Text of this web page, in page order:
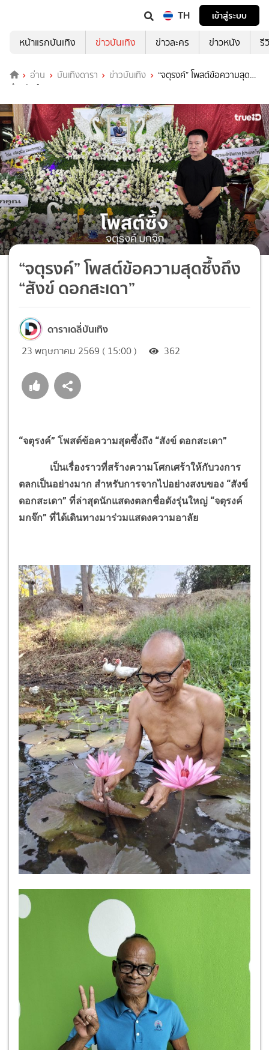
TH
เข้าสู่ระบบ
หน้าแรกบันเทิง
ข่าวบันเทิง ข่าวละคร ข่าวหนัง รี
อ่าน บันเทิงดารา ข่าวบันเทิง
“จตุรงค์” โพสต์ข้อความสุดซึ้ง
ถึง “สังข์ ดอกสะเดา”
“จตุรงค์” โพสต์ข้อความสุดซึ้งถึง
“สังข์ ดอกสะเดา”
ดาราเดลี่บันเทิง
23 พฤษภาคม 2569 ( 15:00 ) 362
“จตุรงค์” โพสต์ข้อความสุดซึ้งถึง “สังข์ ดอกสะเดา”
เป็นเรื่องราวที่สร้างความโศกเศร้าให้กับวงการ
ตลกเป็นอย่างมาก สำหรับการจากไปอย่างสงบของ “สังข์
ดอกสะเดา” ที่ล่าสุดนักแสดงตลกชื่อดังรุ่นใหญ่ “จตุรงค์
มกจ๊ก” ที่ได้เดินทางมาร่วมแสดงความอาลัย